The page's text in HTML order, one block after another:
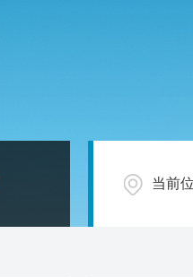
当前